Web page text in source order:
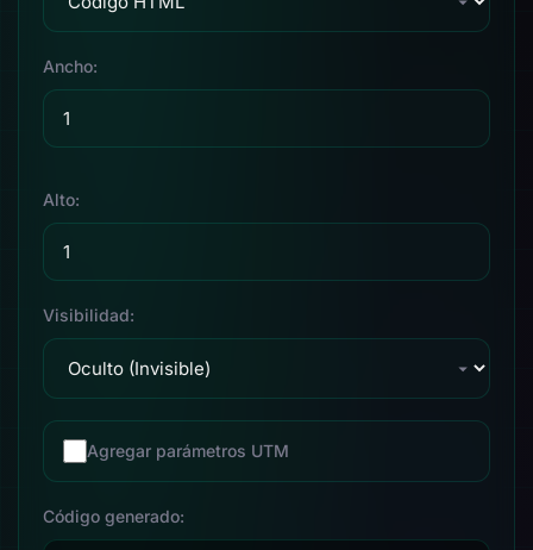
Ancho:
Alto:
Visibilidad:
Agregar parámetros UTM
Código generado: